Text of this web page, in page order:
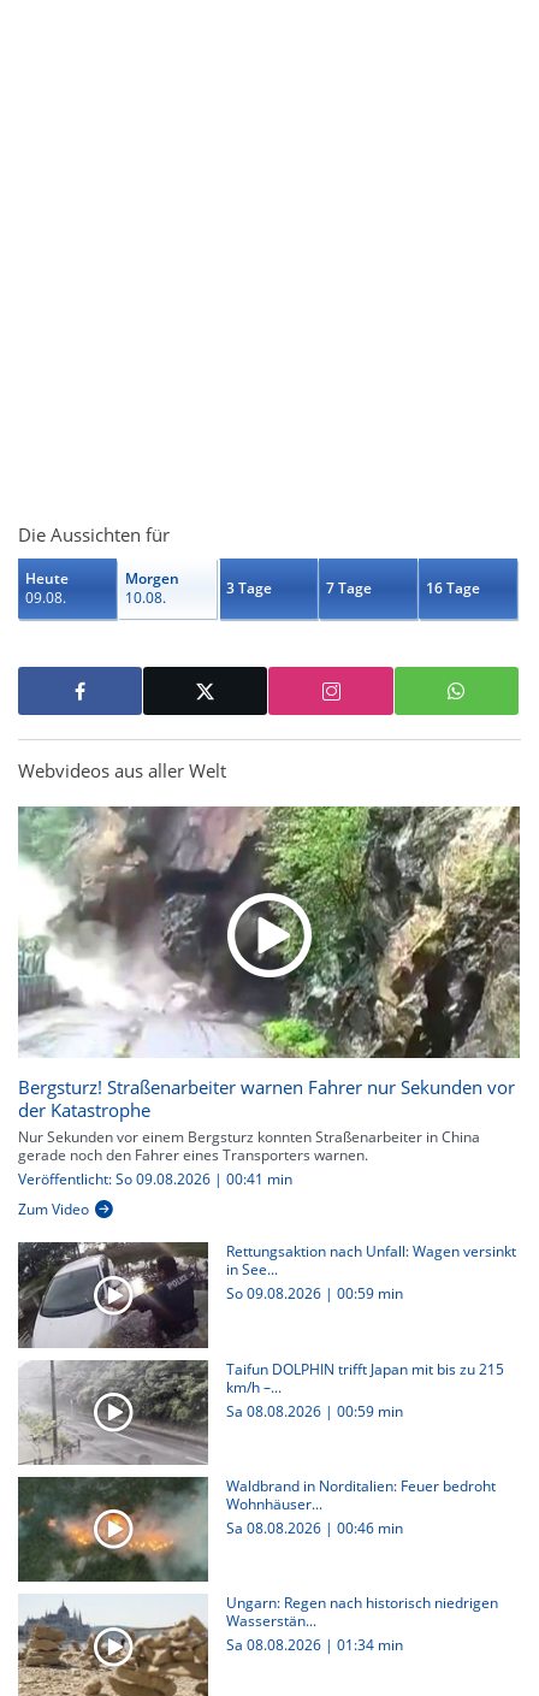
Die Aussichten für
Heute
09.08.
Morgen
10.08.
3 Tage 7 Tage 16 Tage
Webvideos aus aller Welt
Bergsturz! Straßenarbeiter warnen Fahrer nur Sekunden vor
der Katastrophe
Nur Sekunden vor einem Bergsturz konnten Straßenarbeiter in China
gerade noch den Fahrer eines Transporters warnen.
Veröffentlicht: So 09.08.2026 | 00:41 min
Zum Video
Rettungsaktion nach Unfall: Wagen versinkt
in See...
So 09.08.2026 | 00:59 min
Taifun DOLPHIN trifft Japan mit bis zu 215
km/h –...
Sa 08.08.2026 | 00:59 min
Waldbrand in Norditalien: Feuer bedroht
Wohnhäuser...
Sa 08.08.2026 | 00:46 min
Ungarn: Regen nach historisch niedrigen
Wasserstän...
Sa 08.08.2026 | 01:34 min